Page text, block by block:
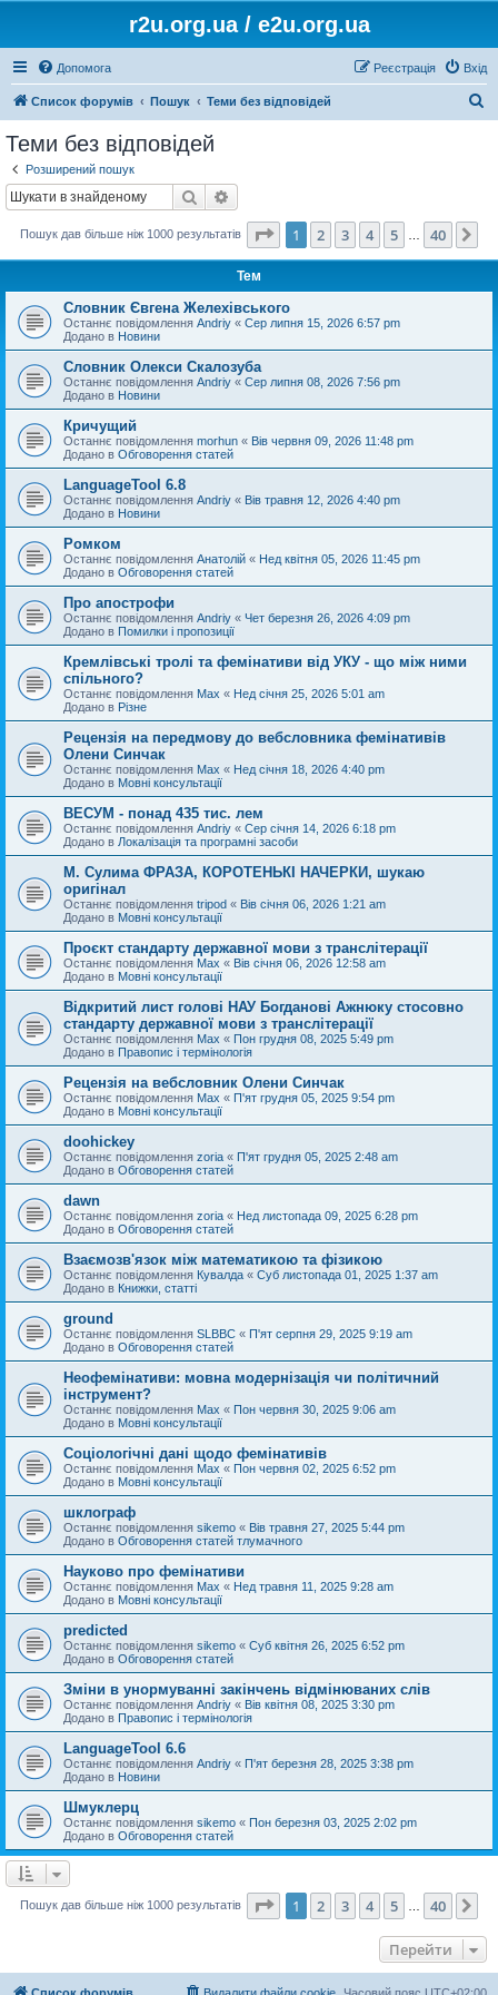
r2u.org.ua / e2u.org.ua
Допомога Вхід
Реєстрація
Список форумів Пошук Теми без відповідей
Теми без відповідей
Розширений пошук
Пошук
Пошук дав більше ніж 1000 результатів Сторінка 1 40
1 2 3 4 5 40
Тем
Словник Євгена Желехівського
Останнє повідомлення Andriy « Сер липня 15, 2026 6:57 pm
Додано в Новини
Словник Олекси Скалозуба
Останнє повідомлення Andriy « Сер липня 08, 2026 7:56 pm
Додано в Новини
Кричущий
Останнє повідомлення morhun « Вів червня 09, 2026 11:48 pm
Додано в Обговорення статей
LanguageTool 6.8
Останнє повідомлення Andriy « Вів травня 12, 2026 4:40 pm
Додано в Новини
Ромком
Останнє повідомлення Анатолій « Нед квітня 05, 2026 11:45 pm
Додано в Обговорення статей
Про апострофи
Останнє повідомлення Andriy « Чет березня 26, 2026 4:09 pm
Додано в Помилки і пропозиції
Кремлівські тролі та фемінативи від УКУ - що між ними
спільного?
Останнє повідомлення Max « Нед січня 25, 2026 5:01 am
Додано в Різне
Рецензія на передмову до вебсловника фемінативів
Олени Синчак
Останнє повідомлення Max « Нед січня 18, 2026 4:40 pm
Додано в Мовні консультації
ВЕСУМ - понад 435 тис. лем
Останнє повідомлення Andriy « Сер січня 14, 2026 6:18 pm
Додано в Локалізація та програмні засоби
М. Сулима ФРАЗА, КОРОТЕНЬКІ НАЧЕРКИ, шукаю
оригінал
Останнє повідомлення tripod « Вів січня 06, 2026 1:21 am
Додано в Мовні консультації
Проєкт стандарту державної мови з транслітерації
Останнє повідомлення Max « Вів січня 06, 2026 12:58 am
Додано в Мовні консультації
Відкритий лист голові НАУ Богданові Ажнюку стосовно
стандарту державної мови з транслітерації
Останнє повідомлення Max « Пон грудня 08, 2025 5:49 pm
Додано в Правопис і термінологія
Рецензія на вебсловник Олени Синчак
Останнє повідомлення Max « П'ят грудня 05, 2025 9:54 pm
Додано в Мовні консультації
doohickey
Останнє повідомлення zoria « П'ят грудня 05, 2025 2:48 am
Додано в Обговорення статей
dawn
Останнє повідомлення zoria « Нед листопада 09, 2025 6:28 pm
Додано в Обговорення статей
Взаємозв'язок між математикою та фізикою
Останнє повідомлення Кувалда « Суб листопада 01, 2025 1:37 am
Додано в Книжки, статті
ground
Останнє повідомлення SLBBC « П'ят серпня 29, 2025 9:19 am
Додано в Обговорення статей
Неофемінативи: мовна модернізація чи політичний
інструмент?
Останнє повідомлення Max « Пон червня 30, 2025 9:06 am
Додано в Мовні консультації
Соціологічні дані щодо фемінативів
Останнє повідомлення Max « Пон червня 02, 2025 6:52 pm
Додано в Мовні консультації
шклограф
Останнє повідомлення sikemo « Вів травня 27, 2025 5:44 pm
Додано в Обговорення статей тлумачного
Науково про фемінативи
Останнє повідомлення Max « Нед травня 11, 2025 9:28 am
Додано в Мовні консультації
predicted
Останнє повідомлення sikemo « Суб квітня 26, 2025 6:52 pm
Додано в Обговорення статей
Зміни в унормуванні закінчень відмінюваних слів
Останнє повідомлення Andriy « Вів квітня 08, 2025 3:30 pm
Додано в Правопис і термінологія
LanguageTool 6.6
Останнє повідомлення Andriy « П'ят березня 28, 2025 3:38 pm
Додано в Новини
Шмуклерц
Останнє повідомлення sikemo « Пон березня 03, 2025 2:02 pm
Додано в Обговорення статей
Пошук дав більше ніж 1000 результатів Сторінка 1 40
1 2 3 4 5 40
Перейти
Список форумів Часовий пояс UTC+02:00
Видалити файли cookie